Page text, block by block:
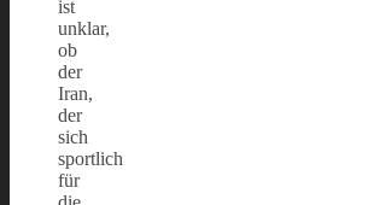
ist
unklar,
ob
der
Iran,
der
sich
sportlich
für